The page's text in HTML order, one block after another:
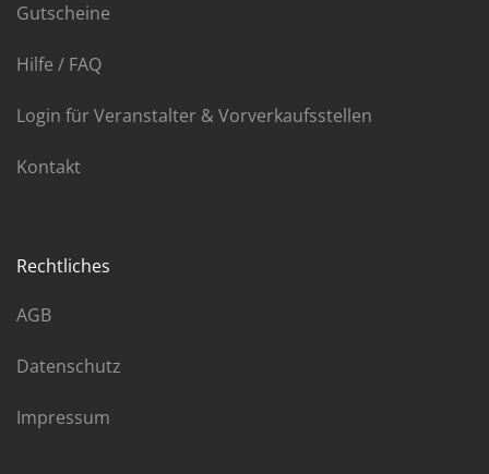
Gutscheine
Hilfe / FAQ
Login für Veranstalter & Vorverkaufsstellen
Kontakt
Rechtliches
AGB
Datenschutz
Impressum